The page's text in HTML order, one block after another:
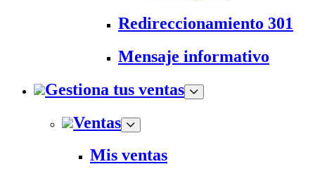
Redireccionamiento 301
Mensaje informativo
Gestiona tus ventas
Ventas
Mis ventas